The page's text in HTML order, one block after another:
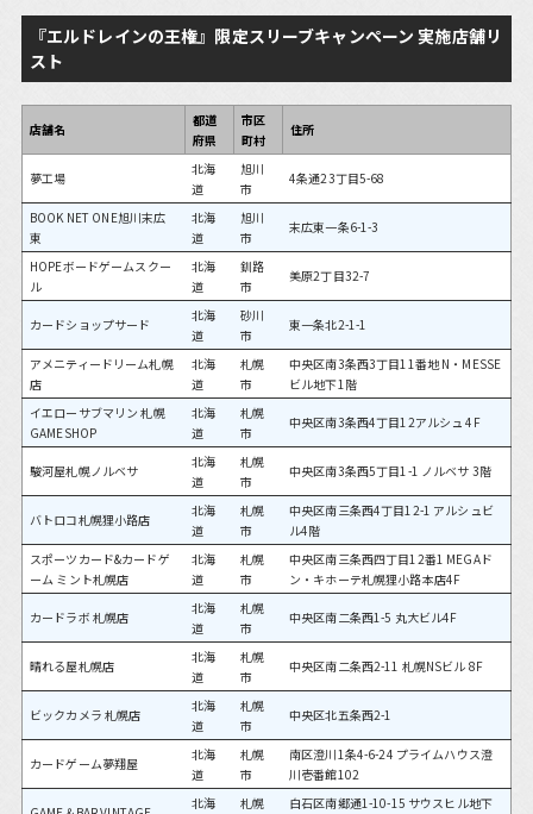
『エルドレインの王権』限定スリーブキャンペーン 実施店舗リ
スト
店舗名
都道
府県
市区
町村
住所
夢工場
北海
道
旭川
市
4条通23丁目5-68
BOOK NET ONE旭川末広
東
北海
道
旭川
市
末広東一条6-1-3
HOPEボードゲームスクー
ル
北海
道
釧路
市
美原2丁目32-7
カードショップサード
北海
道
砂川
市
東一条北2-1-1
アメニティードリーム札幌
店
北海
道
札幌
市
中央区南3条西3丁目11番地 N・MESSE
ビル地下1階
イエローサブマリン 札幌
GAMESHOP
北海
道
札幌
市
中央区南3条西4丁目12アルシュ 4F
駿河屋札幌ノルベサ
北海
道
札幌
市
中央区南3条西5丁目1-1 ノルベサ 3階
バトロコ札幌狸小路店
北海
道
札幌
市
中央区南三条西4丁目12-1 アルシュビ
ル4階
スポーツカード&カードゲ
ーム ミント札幌店
北海
道
札幌
市
中央区南三条西四丁目12番1 MEGAド
ン・キホーテ札幌狸小路本店4F
カードラボ 札幌店
北海
道
札幌
市
中央区南二条西1-5 丸大ビル4F
晴れる屋札幌店
北海
道
札幌
市
中央区南二条西2-11 札幌NSビル 8F
ビックカメラ 札幌店
北海
道
札幌
市
中央区北五条西2-1
カードゲーム夢翔屋
北海
道
札幌
市
南区澄川1条4-6-24 プライムハウス澄
川壱番館102
北海
札幌
白石区南郷通1-10-15 サウスヒル地下